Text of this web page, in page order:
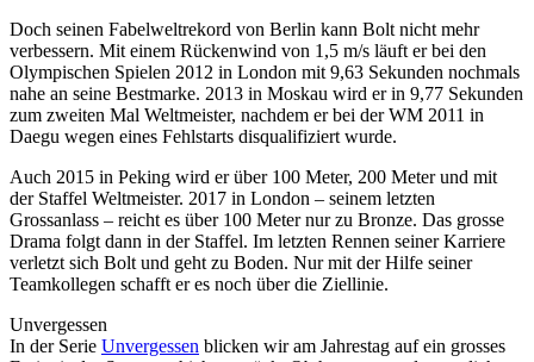
Doch seinen Fabelweltrekord von Berlin kann Bolt nicht mehr
verbessern. Mit einem Rückenwind von 1,5 m/s läuft er bei den
Olympischen Spielen 2012 in London mit 9,63 Sekunden nochmals
nahe an seine Bestmarke. 2013 in Moskau wird er in 9,77 Sekunden
zum zweiten Mal Weltmeister, nachdem er bei der WM 2011 in
Daegu wegen eines Fehlstarts disqualifiziert wurde.
Auch 2015 in Peking wird er über 100 Meter, 200 Meter und mit
der Staffel Weltmeister. 2017 in London – seinem letzten
Grossanlass – reicht es über 100 Meter nur zu Bronze. Das grosse
Drama folgt dann in der Staffel. Im letzten Rennen seiner Karriere
verletzt sich Bolt und geht zu Boden. Nur mit der Hilfe seiner
Teamkollegen schafft er es noch über die Ziellinie.
Unvergessen
In der Serie Unvergessen blicken wir am Jahrestag auf ein grosses